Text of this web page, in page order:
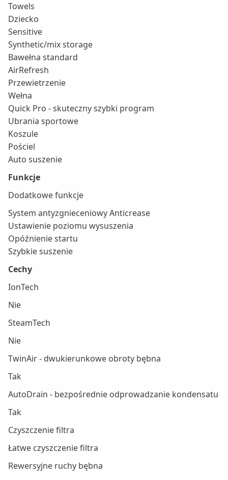
Towels
Dziecko
Sensitive
Synthetic/mix storage
Bawełna standard
AirRefresh
Przewietrzenie
Wełna
Quick Pro - skuteczny szybki program
Ubrania sportowe
Koszule
Pościel
Auto suszenie
Funkcje
Dodatkowe funkcje
System antyzgnieceniowy Anticrease
Ustawienie poziomu wysuszenia
Opóźnienie startu
Szybkie suszenie
Cechy
IonTech
Nie
SteamTech
Nie
TwinAir - dwukierunkowe obroty bębna
Tak
AutoDrain - bezpośrednie odprowadzanie kondensatu
Tak
Czyszczenie filtra
Łatwe czyszczenie filtra
Rewersyjne ruchy bębna